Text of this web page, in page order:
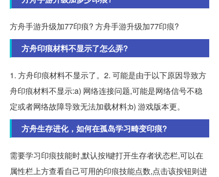
方舟手游升级加77印痕? 方舟手游升级加77印痕?
方舟印痕材料不显示了怎么弄?
1. 方舟印痕材料不显示了。2. 可能是由于以下原因导致方
舟印痕材料不显示:a) 网络连接问题,可能是网络信号不稳
定或者网络故障导致无法加载材料;b) 游戏版本更。
方舟生存进化，如何在孤岛学习畸变印痕?
需要学习印痕技能时,默认按I键打开生存者状态栏,可以在
属性栏上方查看自己可用的印痕技能点数,点击该按钮则进